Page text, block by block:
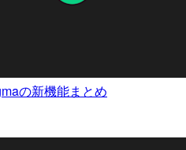
の新機能まとめ